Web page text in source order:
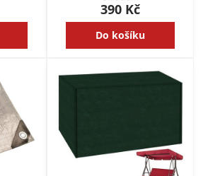
390 Kč
Do košíku